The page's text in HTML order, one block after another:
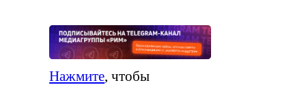
Нажмите, чтобы